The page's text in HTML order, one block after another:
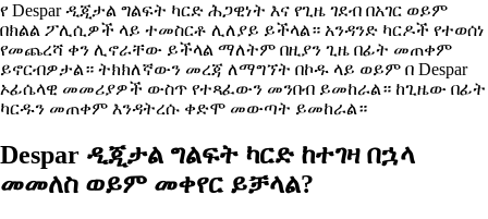
የ Despar ዲጂታል ግልፍት ካርድ ሕጋዊነት እና የጊዜ ገደብ በአገር ወይም
በክልል ፖሊሲዎች ላይ ተመስርቶ ሊለያይ ይችላል። አንዳንድ ካርዶች የተወሰነ
የመጨረሻ ቀን ሊኖራቸው ይችላል ማለትም በዚያን ጊዜ በፊት መጠቀም
ይኖርብዎታል። ትክክለኛውን መረጃ ለማግኘት በኮዱ ላይ ወይም በ Despar
ኦፊሴላዊ መመሪያዎች ውስጥ የተጻፈውን መንበብ ይመከራል። ከጊዜው በፊት
ካርዱን መጠቀም እንዳትረሱ ቀድሞ መውጣት ይመከራል።
Despar ዲጂታል ግልፍት ካርድ ከተገዛ በኋላ
መመለስ ወይም መቀየር ይቻላል?